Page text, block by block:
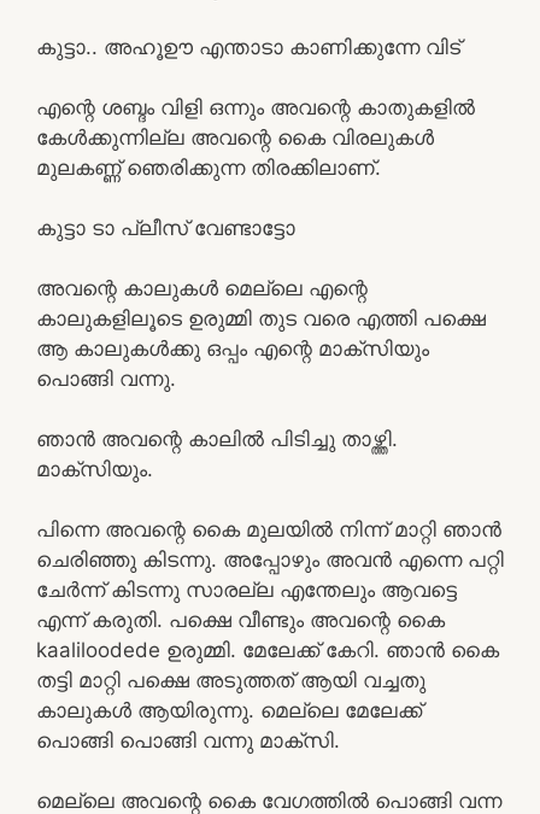
കുട്ടാ.. അഹൂഊ എന്താടാ കാണിക്കുന്നേ വിട്
എന്റെ ശബ്ദം വിളി ഒന്നും അവന്റെ കാതുകളിൽ
കേൾക്കുന്നില്ല അവന്റെ കൈ വിരലുകൾ
മുലകണ്ണ് ഞെരിക്കുന്ന തിരക്കിലാണ്.
കുട്ടാ ടാ പ്ലീസ് വേണ്ടാട്ടോ
അവന്റെ കാലുകൾ മെല്ലെ എന്റെ
കാലുകളിലൂടെ ഉരുമ്മി തുട വരെ എത്തി പക്ഷെ
ആ കാലുകൾക്കു ഒപ്പം എന്റെ മാക്സിയും
പൊങ്ങി വന്നു.
ഞാൻ അവന്റെ കാലിൽ പിടിച്ചു താഴ്ത്തി.
മാക്സിയും.
പിന്നെ അവന്റെ കൈ മുലയിൽ നിന്ന് മാറ്റി ഞാൻ
ചെരിഞ്ഞു കിടന്നു. അപ്പോഴും അവൻ എന്നെ പറ്റി
ചേർന്ന് കിടന്നു സാരല്ല എന്തേലും ആവട്ടെ
എന്ന് കരുതി. പക്ഷെ വീണ്ടും അവന്റെ കൈ
kaaliloodede ഉരുമ്മി. മേലേക്ക് കേറി. ഞാൻ കൈ
തട്ടി മാറ്റി പക്ഷെ അടുത്തത് ആയി വച്ചതു
കാലുകൾ ആയിരുന്നു. മെല്ലെ മേലേക്ക്
പൊങ്ങി പൊങ്ങി വന്നു മാക്സി.
മെല്ലെ അവന്റെ കൈ വേഗത്തിൽ പൊങ്ങി വന്ന